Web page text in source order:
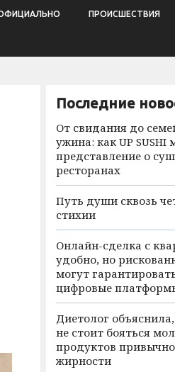
ПРОИСШЕСТВИЯ
Последние
От свидания до
ужина: как UP SUSHI
представление о
ресторанах
Путь души сквозь
стихии
Онлайн-сделка с
удобно, но
могут
цифровые
Диетолог
не стоит бояться
продуктов
жирности